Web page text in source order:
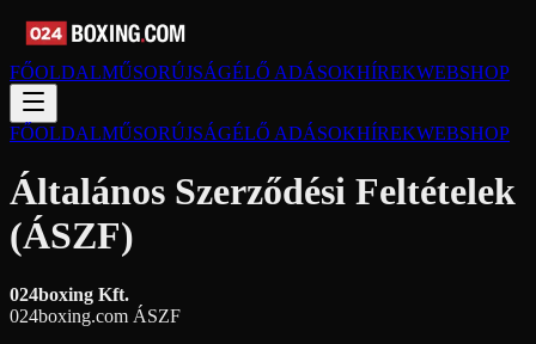
FŐOLDALMŰSORÚJSÁGÉLŐ ADÁSOKHÍREKWEBSHOP
FŐOLDALMŰSORÚJSÁGÉLŐ ADÁSOKHÍREKWEBSHOP
Általános Szerződési Feltételek
(ÁSZF)
024boxing Kft.
024boxing.com ÁSZF